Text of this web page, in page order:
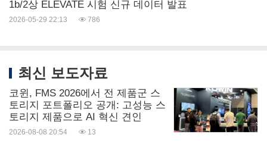
로고 -
https://mma.prnasia.com/media2/2724884/Fair_Play
1b/2상 ELEVATE 시험 신규 데이터 발표
2026-05-29 22:13 786
최신 보도자료
코윈, FMS 2026에서 전 제품군 스
토리지 포트폴리오 공개: 고성능 스
토리지 제품으로 AI 혁신 견인
2026-08-08 20:54 13